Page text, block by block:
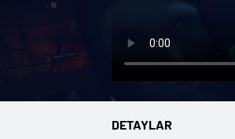
DETAYLAR